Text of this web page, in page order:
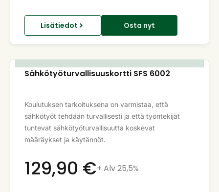
Lisätiedot Osta nyt
Sähkötyöturvallisuuskortti SFS 6002
Koulutuksen tarkoituksena on varmistaa, että
sähkötyöt tehdään turvallisesti ja että työntekijät
tuntevat sähkötyöturvallisuutta koskevat
määräykset ja käytännöt.
129,90 €+ Alv 25,5%